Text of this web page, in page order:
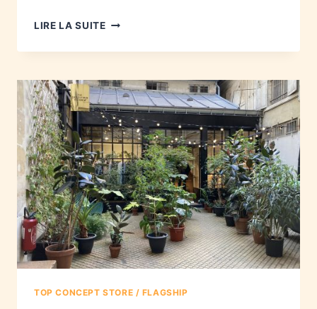
LIRE LA SUITE
TOP CONCEPT STORE / FLAGSHIP